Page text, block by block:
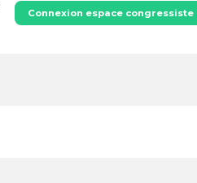
Connexion espace congressiste